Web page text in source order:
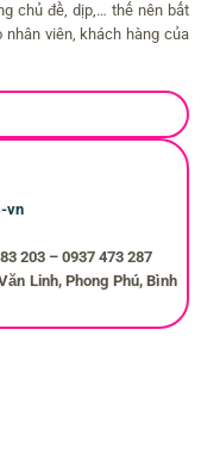
chủ đề, dịp,… thế nên bất
viên, khách hàng của
vn
203 – 0937 473 287
Linh, Phong Phú, Bình